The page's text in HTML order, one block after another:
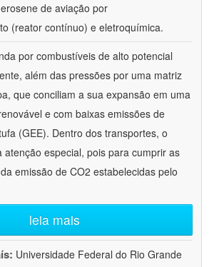
de aviação por
(reator contínuo) e eletroquímica.
por combustíveis de alto potencial
além das pressões por uma matriz
que conciliam a sua expansão em uma
e com baixas emissões de
(GEE). Dentro dos transportes, o
atenção especial, pois para cumprir as
emissão de CO2 estabelecidas pelo
leia mais
Universidade Federal do Rio Grande